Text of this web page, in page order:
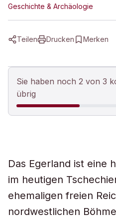
Geschichte & Archäologie
Teilen Drucken Merken
Sie haben noch 2 von 3
übrig
Das Egerland ist eine
im heutigen
ehemaligen freien
nordwestlichen